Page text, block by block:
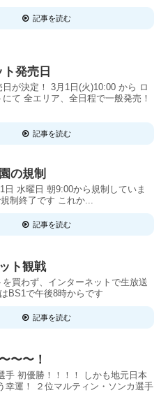
記事を読む
発売日
が決定！ 3月1日(火)10:00 から ロ
て 全エリア、全日程で一般発売！
記事を読む
の規制
日 水曜日 朝9:00から規制していま
制終了です これか...
記事を読む
ト観戦
買わず、インターネットで生放送
BS1で午後8時からです
記事を読む
〜〜！
手 初優勝！！！！ しかも地元日本
幸運！ ２位マルティン・ソンカ選手